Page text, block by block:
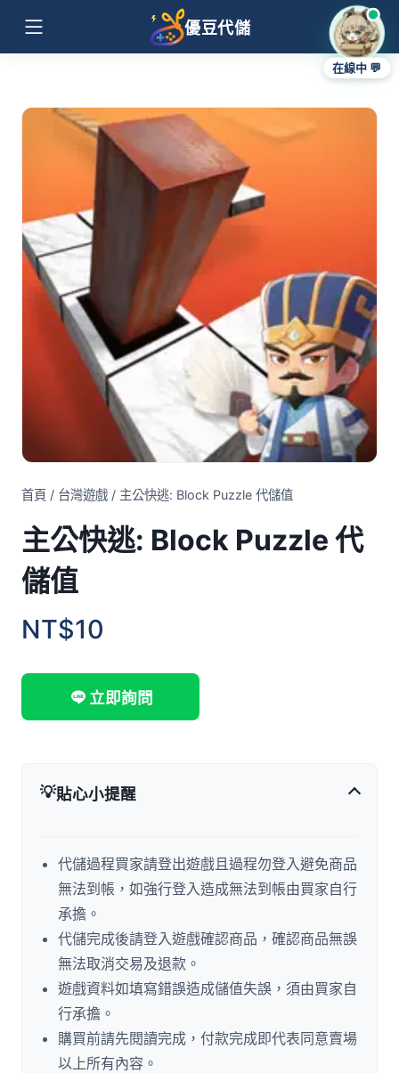
優豆代儲
首頁 / 台灣遊戲 / 主公快逃: Block Puzzle 代儲值
主公快逃: Block Puzzle 代
儲值
NT$10
立即詢問
💡貼心小提醒
代儲過程買家請登出遊戲且過程勿登入避免商品
無法到帳，如強行登入造成無法到帳由買家自行
承擔。
代儲完成後請登入遊戲確認商品，確認商品無誤
無法取消交易及退款。
遊戲資料如填寫錯誤造成儲值失誤，須由買家自
行承擔。
購買前請先閱讀完成，付款完成即代表同意賣場
以上所有內容。
在線中 💬